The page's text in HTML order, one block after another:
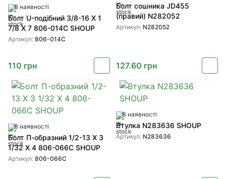
В наявності
Болт U-подібний 3/8-16 X 1
7/8 X 7 806-014C SHOUP
Артикул: 806-014C
110 грн
Болт сошника JD455
(правий) N282052
Артикул: N282052
127.60 грн
В наявності
Болт П-образний 1/2-13 X 3
1/32 X 4 806-066C SHOUP
Артикул: 806-066C
В наявності
Втулка N283636 SHOUP
Артикул: N283636